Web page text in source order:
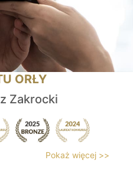
ORŁY
Zakrocki
Pokaż więcej >>